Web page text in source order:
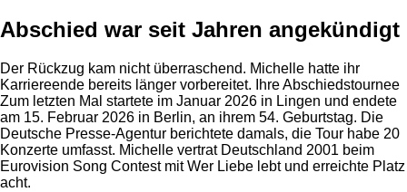
Abschied war seit Jahren angekündigt
Der Rückzug kam nicht überraschend. Michelle hatte ihr
Karriereende bereits länger vorbereitet. Ihre Abschiedstournee
Zum letzten Mal startete im Januar 2026 in Lingen und endete
am 15. Februar 2026 in Berlin, an ihrem 54. Geburtstag. Die
Deutsche Presse-Agentur berichtete damals, die Tour habe 20
Konzerte umfasst. Michelle vertrat Deutschland 2001 beim
Eurovision Song Contest mit Wer Liebe lebt und erreichte Platz
acht.